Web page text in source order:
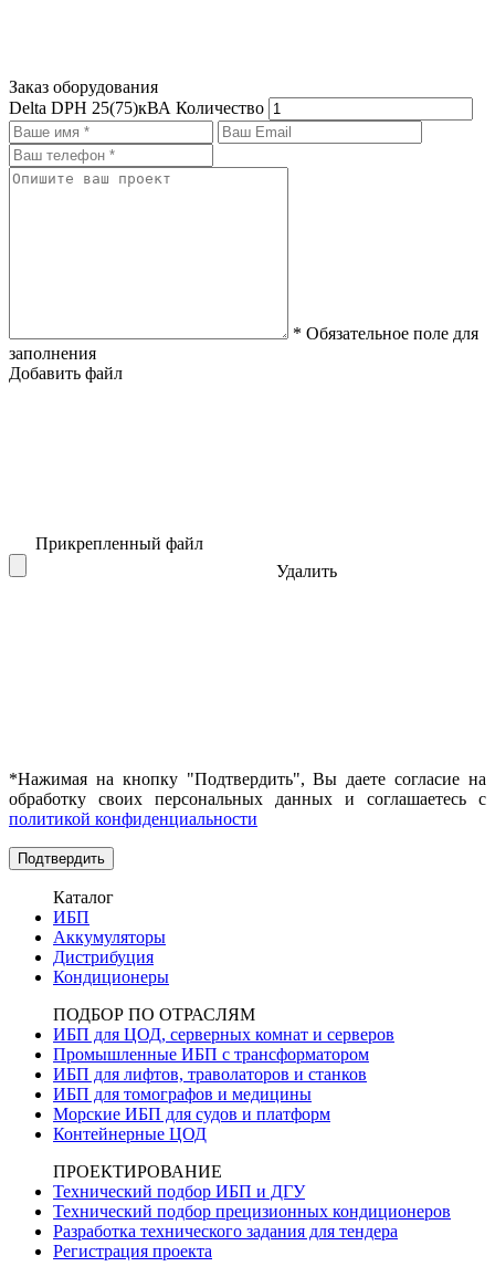
Заказ оборудования
Delta DPH 25(75)кВА Количество
* Обязательное поле для
заполнения
Добавить файл
Прикрепленный файл
Удалить
*Нажимая на кнопку "Подтвердить", Вы даете согласие на
обработку своих персональных данных и соглашаетесь с
политикой конфиденциальности
Каталог
ИБП
Аккумуляторы
Дистрибуция
Кондиционеры
ПОДБОР ПО ОТРАСЛЯМ
ИБП для ЦОД, серверных комнат и серверов
Промышленные ИБП с трансформатором
ИБП для лифтов, траволаторов и станков
ИБП для томографов и медицины
Морские ИБП для судов и платформ
Контейнерные ЦОД
ПРОЕКТИРОВАНИЕ
Технический подбор ИБП и ДГУ
Технический подбор прецизионных кондиционеров
Разработка технического задания для тендера
Регистрация проекта